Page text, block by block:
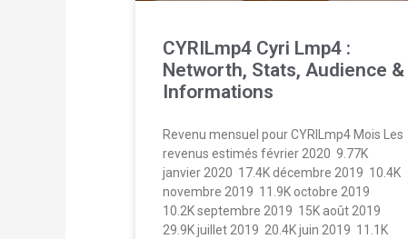
CYRILmp4 Cyri Lmp4 :
Networth, Stats, Audience &
Informations
Revenu mensuel pour CYRILmp4 Mois Les
revenus estimés février 2020  9.77K
janvier 2020  17.4K décembre 2019  10.4K
novembre 2019  11.9K octobre 2019 
10.2K septembre 2019  15K août 2019 
29.9K juillet 2019  20.4K juin 2019  11.1K